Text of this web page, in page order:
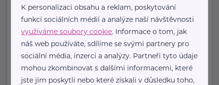
Mgr. Šárka Jílková,
+420 234 811 105, gdpr@msmt.cz
Příslušná osoba dle zákona o ochraně
oznamovatelů
: Mgr. ...
K personalizaci obsahu a reklam, poskytování
funkcí sociálních médií a analýze naší návštěvnosti
využíváme soubory cookie. Informace o tom, jak
náš web používáte, sdílíme se svými partnery pro
sociální média, inzerci a analýzy. Partneři tyto údaje
mohou zkombinovat s dalšími informacemi, které
jste jim poskytli nebo které získali v důsledku toho,